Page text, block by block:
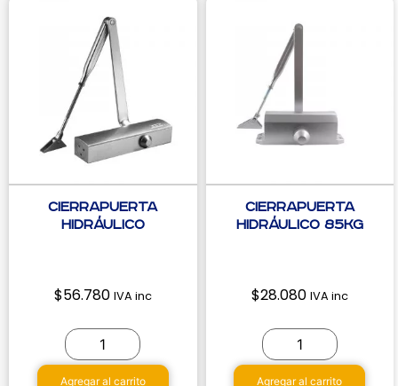
Cierrapuerta
Hidráulico
$56.780 IVA inc
Agregar al carrito
Cierrapuerta
hidráulico 85Kg
$28.080 IVA inc
Agregar al carrito